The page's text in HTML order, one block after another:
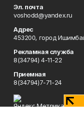
Эл. почта
voshodd@yandex.ru
Адрес
453200, город
Рекламная служба
8(34794) 4-11-22
Приемная
8(34794)7-71-24